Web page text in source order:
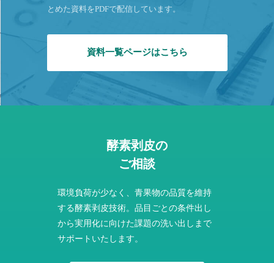
とめた資料をPDFで配信しています。
資料一覧ページはこちら
酵素剥皮の
ご相談
環境負荷が少なく、青果物の品質を維持
する酵素剥皮技術。品目ごとの条件出し
から実用化に向けた課題の洗い出しまで
サポートいたします。